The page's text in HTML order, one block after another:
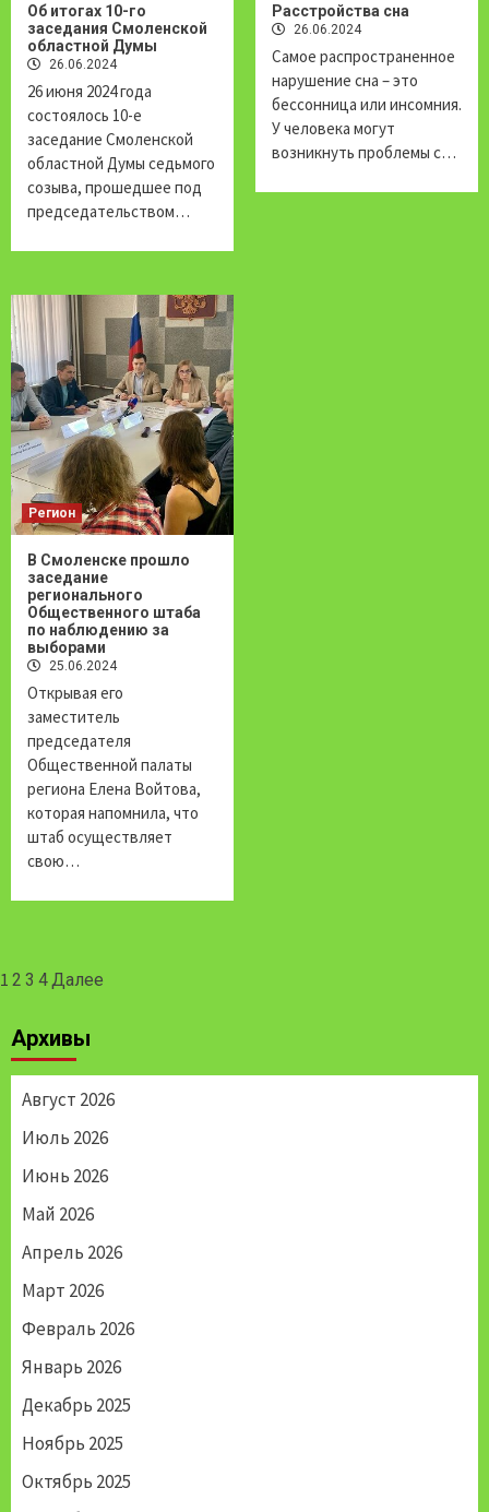
Об итогах 10-го
заседания Смоленской
областной Думы
26.06.2024
26 июня 2024 года
состоялось 10-е
заседание Смоленской
областной Думы седьмого
созыва, прошедшее под
председательством…
Расстройства сна
26.06.2024
Самое распространенное
нарушение сна – это
бессонница или инсомния.
У человека могут
возникнуть проблемы с…
Регион
В Смоленске прошло
заседание
регионального
Общественного штаба
по наблюдению за
выборами
25.06.2024
Открывая его
заместитель
председателя
Общественной палаты
региона Елена Войтова,
которая напомнила, что
штаб осуществляет
свою…
Навигация
записям
1 2 3 4 Далее
Архивы
Август 2026
Июль 2026
Июнь 2026
Май 2026
Апрель 2026
Март 2026
Февраль 2026
Январь 2026
Декабрь 2025
Ноябрь 2025
Октябрь 2025